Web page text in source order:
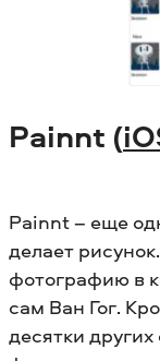
Painnt (
Painnt – еще
делает
фотографию в
сам Ван Гог.
десятки